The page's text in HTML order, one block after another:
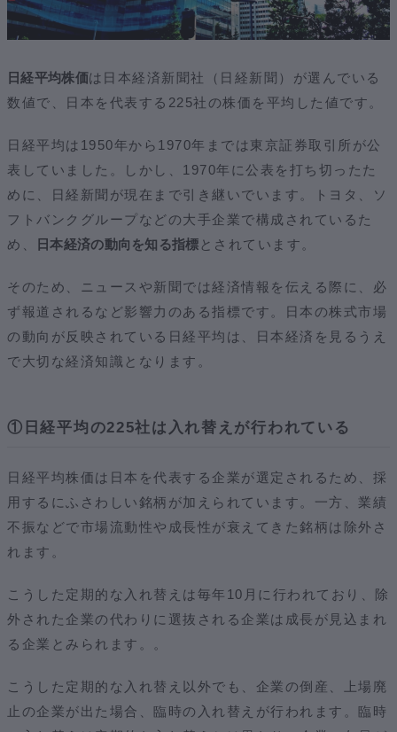
日経平均株価は日本経済新聞社（日経新聞）が選んでいる
数値で、日本を代表する225社の株価を平均した値です。
日経平均は1950年から1970年までは東京証券取引所が公
表していました。しかし、1970年に公表を打ち切ったた
めに、日経新聞が現在まで引き継いでいます。トヨタ、ソ
フトバンクグループなどの大手企業で構成されているた
め、
日本経済の動向を知る指標 とされています。
そのため、ニュースや新聞では経済情報を伝える際に、必
ず報道されるなど影響力のある指標です。日本の株式市場
の動向が反映されている日経平均は、日本経済を見るうえ
で大切な経済知識となります。
①日経平均の225社は入れ替えが行われている
日経平均株価は日本を代表する企業が選定されるため、採
用するにふさわしい銘柄が加えられています。一方、業績
不振などで市場流動性や成長性が衰えてきた銘柄は除外さ
れます。
こうした定期的な入れ替えは毎年10月に行われており、除
外された企業の代わりに選抜される企業は成長が見込まれ
る企業とみられます。。
こうした定期的な入れ替え以外でも、企業の倒産、上場廃
止の企業が出た場合、臨時の入れ替えが行われます。臨時